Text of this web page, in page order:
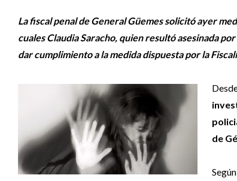
La fiscal penal de General Güemes solicitó ayer
cuales Claudia Saracho, quien resultó asesinada
dar cumplimiento a la medida dispuesta por la
de